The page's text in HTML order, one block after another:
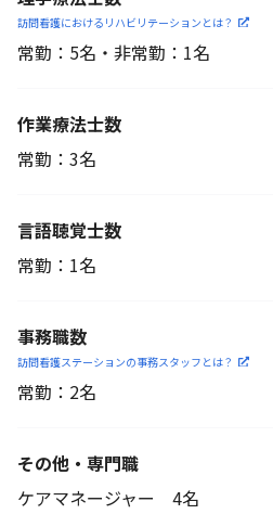
訪問看護におけるリハビリ テーションとは？
常勤：5名・非常勤：1名
作業療法士数
常勤：3名
言語聴覚士数
常勤：1名
事務職数
訪問看護ステーションの事務スタッフとは？
常勤：2名
その他・専門職
ケアマネージャー 4名